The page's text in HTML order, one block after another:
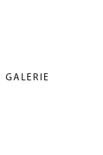
GALERIE